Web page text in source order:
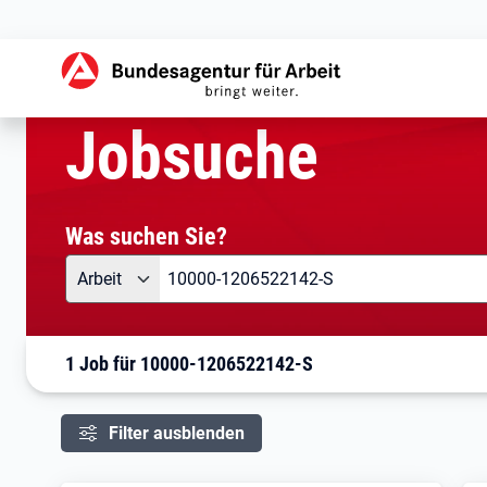
Startseite
Jobsuche
Was suchen Sie?
Angebotsart
Arbeit Was suchen Sie?
1 Job für 10000-1206522142-S
Filter ausblenden